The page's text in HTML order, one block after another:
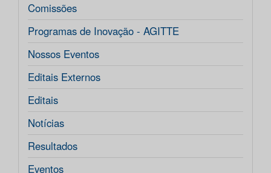
Comissões
Programas de Inovação - AGITTE
Nossos Eventos
Editais Externos
Editais
Notícias
Resultados
Eventos